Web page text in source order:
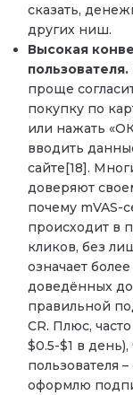
сказать,
других ниш.
Высокая
пользователя.
проще
покупку по
или нажать
вводить
сайте[18].
доверяют
почему mVAS-
происходит в
кликов, без
означает
доведённых
правильной
CR. Плюс,
$0.5-$1 в
пользователя
оформлю